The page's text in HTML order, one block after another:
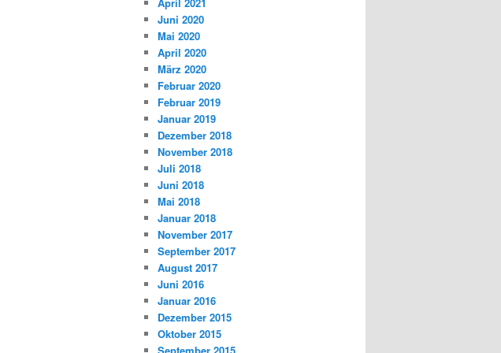
Juni 2020
Mai 2020
April 2020
März 2020
Februar 2020
Februar 2019
Januar 2019
Dezember 2018
November 2018
Juli 2018
Juni 2018
Mai 2018
Januar 2018
November 2017
September 2017
August 2017
Juni 2016
Januar 2016
Dezember 2015
Oktober 2015